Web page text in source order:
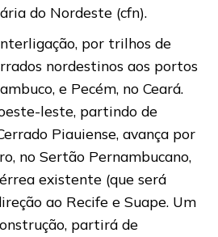
do Nordeste (cfn).
por trilhos de
nordestinos aos portos
e Pecém, no Ceará.
leste, partindo de
Piauiense, avança por
no Sertão Pernambucano,
existente (que será
ao Recife e Suape. Um
partirá de